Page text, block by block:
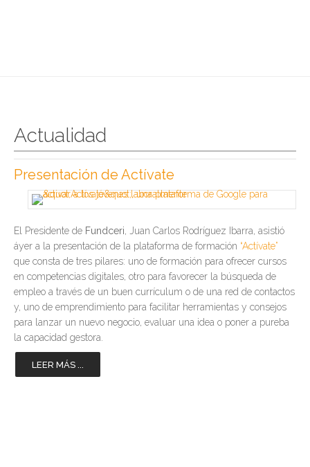
Actualidad
Presentación de Actívate
El Presidente de Fundceri , Juan Carlos Rodríguez Ibarra, asistió
áyer a la presentación de la plataforma de formación “Actívate”
que consta de tres pilares: uno de formación para ofrecer cursos
en competencias digitales, otro para favorecer la búsqueda de
empleo a través de un buen currículum o de una red de contactos
y, uno de emprendimiento para facilitar herramientas y consejos
para lanzar un nuevo negocio, evaluar una idea o poner a pureba
la capacidad gestora.
LEER MÁS ...